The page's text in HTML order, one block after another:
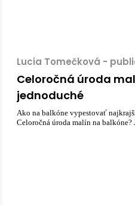
Lucia Tomečková -
Celoročná úroda
jednoduché
Ako na balkóne vypestovať
Celoročná úroda malín na balkóne?